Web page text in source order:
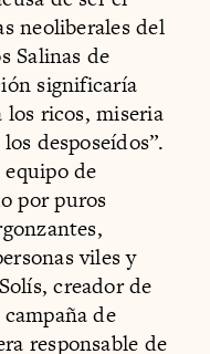
neoliberales del
Salinas de
significaría
los ricos, miseria
desposeídos”.
de
por puros
viles y
creador de
de
responsable de